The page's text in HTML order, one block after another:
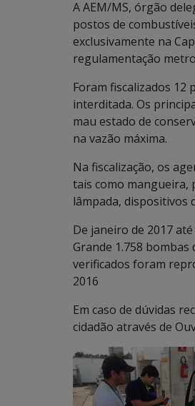
A AEM/MS, órgão
postos de
exclusivamente na
regulamentação
Foram fiscalizados 12
interditada. Os
mau estado de
na vazão máxima.
Na fiscalização, os
tais como mangueira,
lâmpada, dispositivos
De janeiro de 2017
Grande 1.758
verificados foram
2016
Em caso de dúvidas
cidadão através de